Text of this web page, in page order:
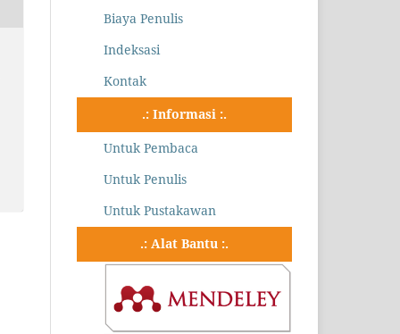
Biaya Penulis
Indeksasi
Kontak
.: Informasi :.
Untuk Pembaca
Untuk Penulis
Untuk Pustakawan
.: Alat Bantu :.